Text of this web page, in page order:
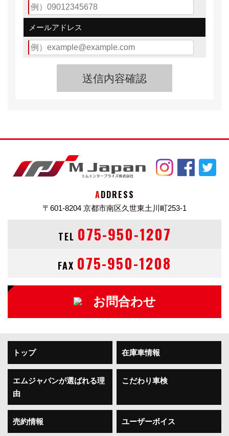
メールアドレス
ADDRESS
〒601-8204 京都市南区久世東土川町253-1
TEL 075-950-1207
FAX 075-950-1208
お問合わせ
トップ 在庫車情報
エムジャパンが選ばれる理
由
こだわり車検
売約情報 ユーザーボイス